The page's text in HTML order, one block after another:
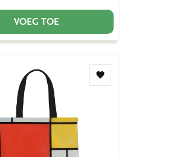
VOEG TOE
Toevoegen